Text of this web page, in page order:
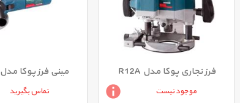
مینی فرز پوکا مدل G1151
تماس بگیرید
فرز نجاری پوکا مدل R12A
موجود نیست